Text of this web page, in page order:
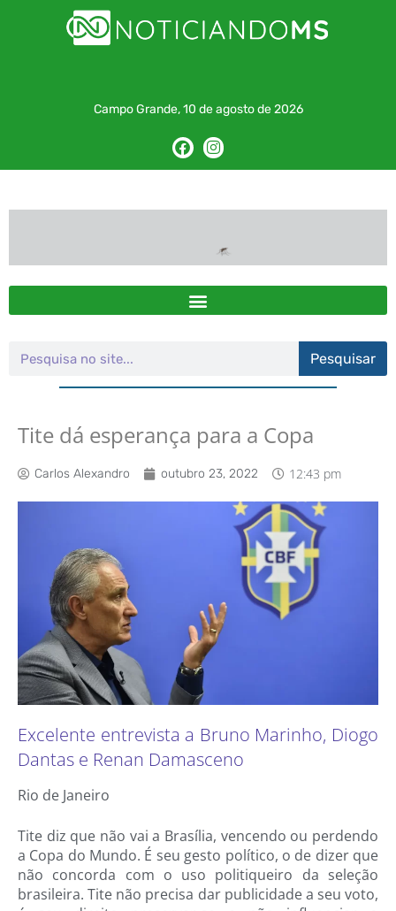
Campo Grande, 10 de agosto de 2026
Pesquisar
Tite dá esperança para a Copa
Carlos Alexandro outubro 23, 2022 12:43 pm
Excelente entrevista a Bruno Marinho, Diogo
Dantas e Renan Damasceno
Rio de Janeiro
Tite diz que não vai a Brasília, vencendo ou perdendo
a Copa do Mundo. É seu gesto político, o de dizer que
não concorda com o uso politiqueiro da seleção
brasileira. Tite não precisa dar publicidade a seu voto,